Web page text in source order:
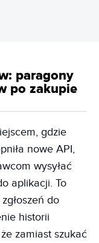
paragony
po zakupie
gdzie
nowe API,
wysyłać
aplikacji. To
do
historii
zamiast szukać